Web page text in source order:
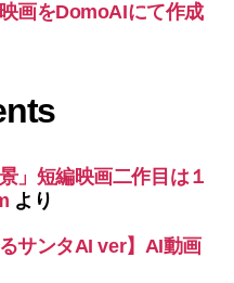
画をDomoAIにて作成
」短編映画二作目は１
より
サンタAI ver】AI動画